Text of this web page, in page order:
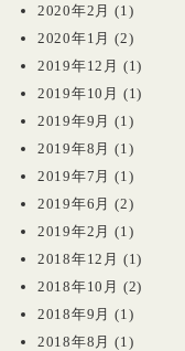
2020年2月 (1)
2020年1月 (2)
2019年12月 (1)
2019年10月 (1)
2019年9月 (1)
2019年8月 (1)
2019年7月 (1)
2019年6月 (2)
2019年2月 (1)
2018年12月 (1)
2018年10月 (2)
2018年9月 (1)
2018年8月 (1)